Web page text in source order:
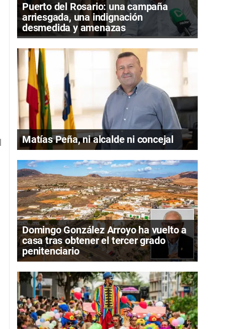
Puerto del Rosario: una campaña
arriesgada, una indignación
desmedida y amenazas
Matías Peña, ni alcalde ni concejal
Domingo González Arroyo ha vuelto a
casa tras obtener el tercer grado
penitenciario